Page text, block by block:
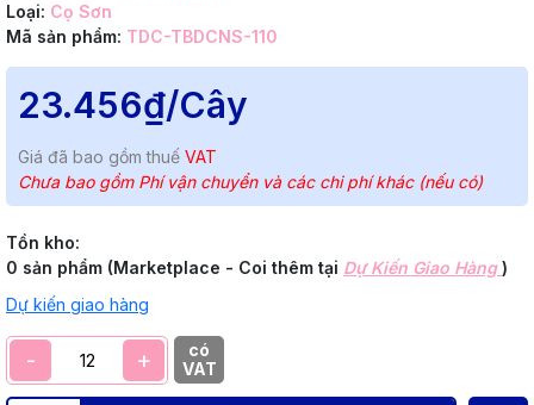
Loại: Cọ Sơn
Mã sản phẩm: TDC-TBDCNS-110
23.456₫/Cây
Giá đã bao gồm thuế VAT
Chưa bao gồm Phí vận chuyển và các chi phí khác (nếu có)
Tồn kho:
0 sản phẩm (Marketplace - Coi thêm tại Dự Kiến Giao Hàng)
Dự kiến giao hàng
- +
có
VAT